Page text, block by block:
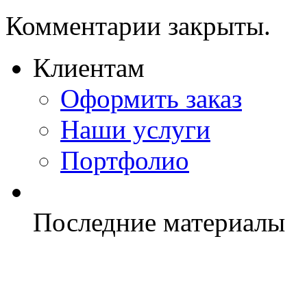
Комментарии закрыты.
Клиентам
Оформить заказ
Наши услуги
Портфолио
Последние материалы